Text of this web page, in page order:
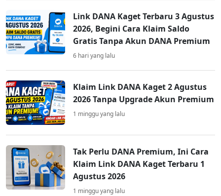
Link DANA Kaget Terbaru 3 Agustus
2026, Begini Cara Klaim Saldo
Gratis Tanpa Akun DANA Premium
6 hari yang lalu
Klaim Link DANA Kaget 2 Agustus
2026 Tanpa Upgrade Akun Premium
1 minggu yang lalu
Tak Perlu DANA Premium, Ini Cara
Klaim Link DANA Kaget Terbaru 1
Agustus 2026
1 minggu yang lalu